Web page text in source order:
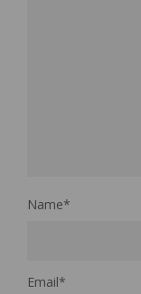
Name*
Email*